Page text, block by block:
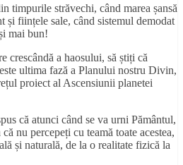
timpurile străvechi, când marea șansă
și ființele sale, când sistemul demodat
mai bun!
crescândă a haosului, să știți că
ultima fază a Planului nostru Divin,
proiect al Ascensiunii planetei
că atunci când se va urni Pământul,
nu percepeți cu teamă toate acestea,
și naturală, de la o realitate fizică la